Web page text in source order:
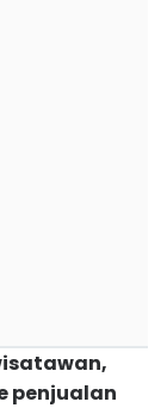
penjualan